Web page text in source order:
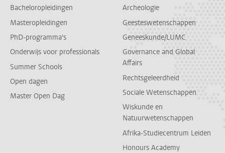
Bacheloropleidingen
Masteropleidingen
PhD-programma's
Onderwijs voor professionals
Summer Schools
Open dagen
Master Open Dag
Archeologie
Geesteswetenschappen
Geneeskunde/LUMC
Governance and Global
Affairs
Rechtsgeleerdheid
Sociale Wetenschappen
Wiskunde en
Natuurwetenschappen
Afrika-Studiecentrum Leiden
Honours Academy